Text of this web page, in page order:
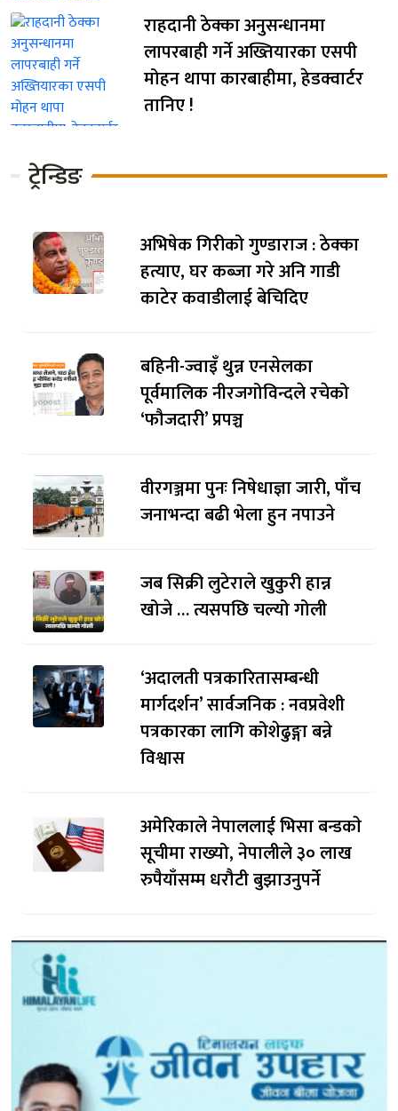
राहदानी ठेक्का अनुसन्धानमा
लापरबाही गर्ने अख्तियारका एसपी
मोहन थापा कारबाहीमा, हेडक्वार्टर
तानिए !
ट्रेन्डिङ
अभिषेक गिरीको गुण्डाराज : ठेक्का
हत्याए, घर कब्जा गरे अनि गाडी
काटेर कवाडीलाई बेचिदिए
बहिनी-ज्वाइँ थुन्न एनसेलका
पूर्वमालिक नीरजगोविन्दले रचेको
‘फौजदारी’ प्रपञ्च
वीरगञ्जमा पुनः निषेधाज्ञा जारी, पाँच
जनाभन्दा बढी भेला हुन नपाउने
जब सिक्री लुटेराले खुकुरी हान्न
खोजे … त्यसपछि चल्यो गोली
‘अदालती पत्रकारितासम्बन्धी
मार्गदर्शन’ सार्वजनिक : नवप्रवेशी
पत्रकारका लागि कोशेढुङ्गा बन्ने
विश्वास
अमेरिकाले नेपाललाई भिसा बन्डकाे
सूचीमा राख्यो, नेपालीले ३० लाख
रुपैयाँसम्म धरौटी बुझाउनुपर्ने